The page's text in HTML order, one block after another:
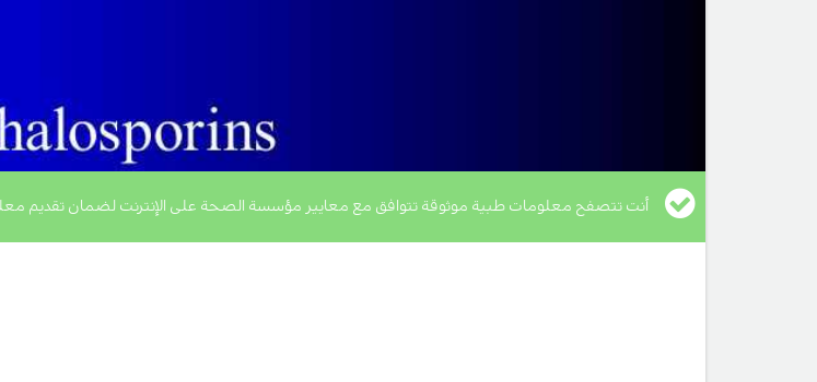
أنت تتصفح معلومات طبية موثوقة تتوافق مع معايير مؤسسة الصحة على الإنترنت لضمان تقديم